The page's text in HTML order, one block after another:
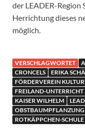
der LEADER-Region
Herrichtung dieses
möglich.
VERSCHLAGWORTET
CRONCELS
ERIKA
FÖRDERVEREIN
FREILAND-UNTERRICHT
KAISER WILHELM
OBSTBAUMPFLANZUNG
ROTKÄPPCHEN-